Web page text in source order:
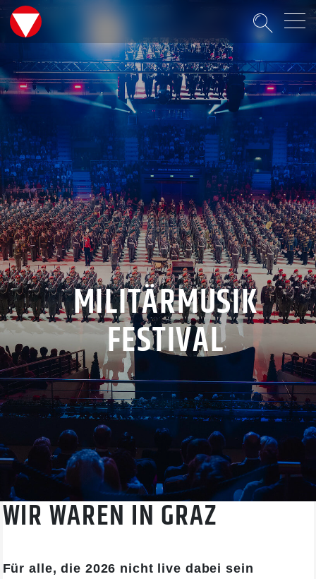
Suche
MILITÄRMUSIK
​​​​​​​FESTIVAL
WIR WAREN IN GRAZ
​​​​​​​Für alle, die 2026 nicht live dabei sein